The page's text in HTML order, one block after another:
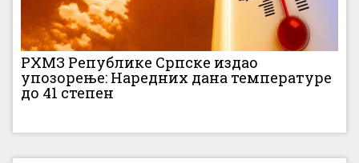
РХМЗ Републике Српске издао
упозорење: Наредних дана температуре
до 41 степен